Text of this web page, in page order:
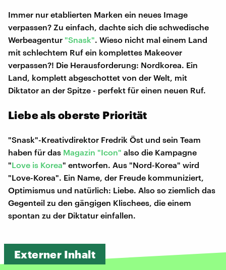
Immer nur etablierten Marken ein neues Image
verpassen? Zu einfach, dachte sich die schwedische
Werbeagentur "Snask". Wieso nicht mal einem Land
mit schlechtem Ruf ein komplettes Makeover
verpassen?! Die Herausforderung: Nordkorea. Ein
Land, komplett abgeschottet von der Welt, mit
Diktator an der Spitze - perfekt für einen neuen Ruf.
Liebe als oberste Priorität
"Snask"-Kreativdirektor Fredrik Öst und sein Team
haben für das Magazin "Icon" also die Kampagne
"Love is Korea" entworfen. Aus "Nord-Korea" wird
"Love-Korea". Ein Name, der Freude kommuniziert,
Optimismus und natürlich: Liebe. Also so ziemlich das
Gegenteil zu den gängigen Klischees, die einem
spontan zu der Diktatur einfallen.
Externer Inhalt